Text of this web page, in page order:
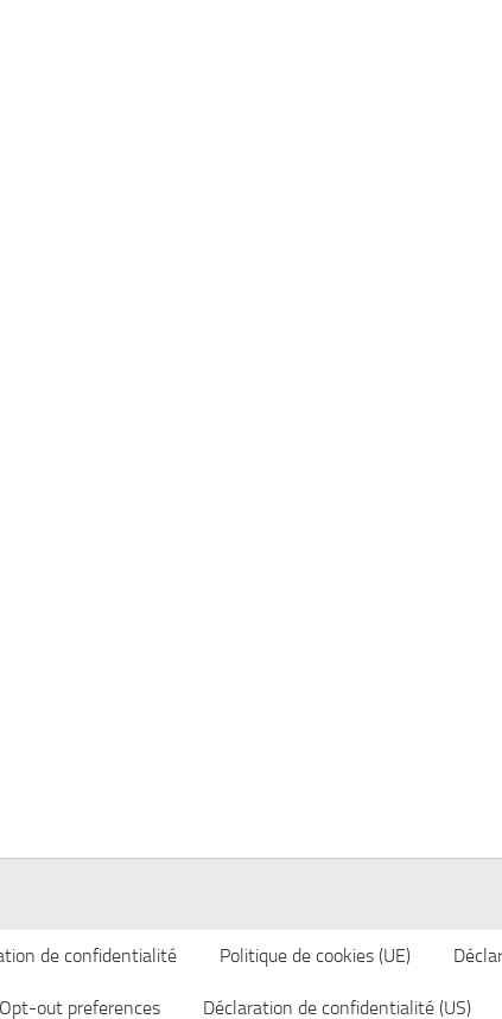
de confidentialité Politique de cookies (UE)
Opt-out preferences Déclaration de confidentialité (US)